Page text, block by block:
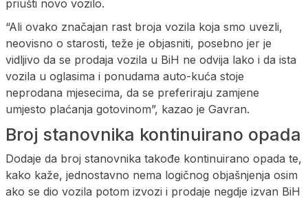
priušti novo vozilo.
“Ali ovako značajan rast broja vozila koja smo uvezli,
neovisno o starosti, teže je objasniti, posebno jer je
vidljivo da se prodaja vozila u BiH ne odvija lako i da ista
vozila u oglasima i ponudama auto-kuća stoje
neprodana mjesecima, da se preferiraju zamjene
umjesto plaćanja gotovinom”, kazao je Gavran.
Broj stanovnika kontinuirano opada
Dodaje da broj stanovnika takođe kontinuirano opada te,
kako kaže, jednostavno nema logičnog objašnjenja osim
ako se dio vozila potom izvozi i prodaje negdje izvan BiH